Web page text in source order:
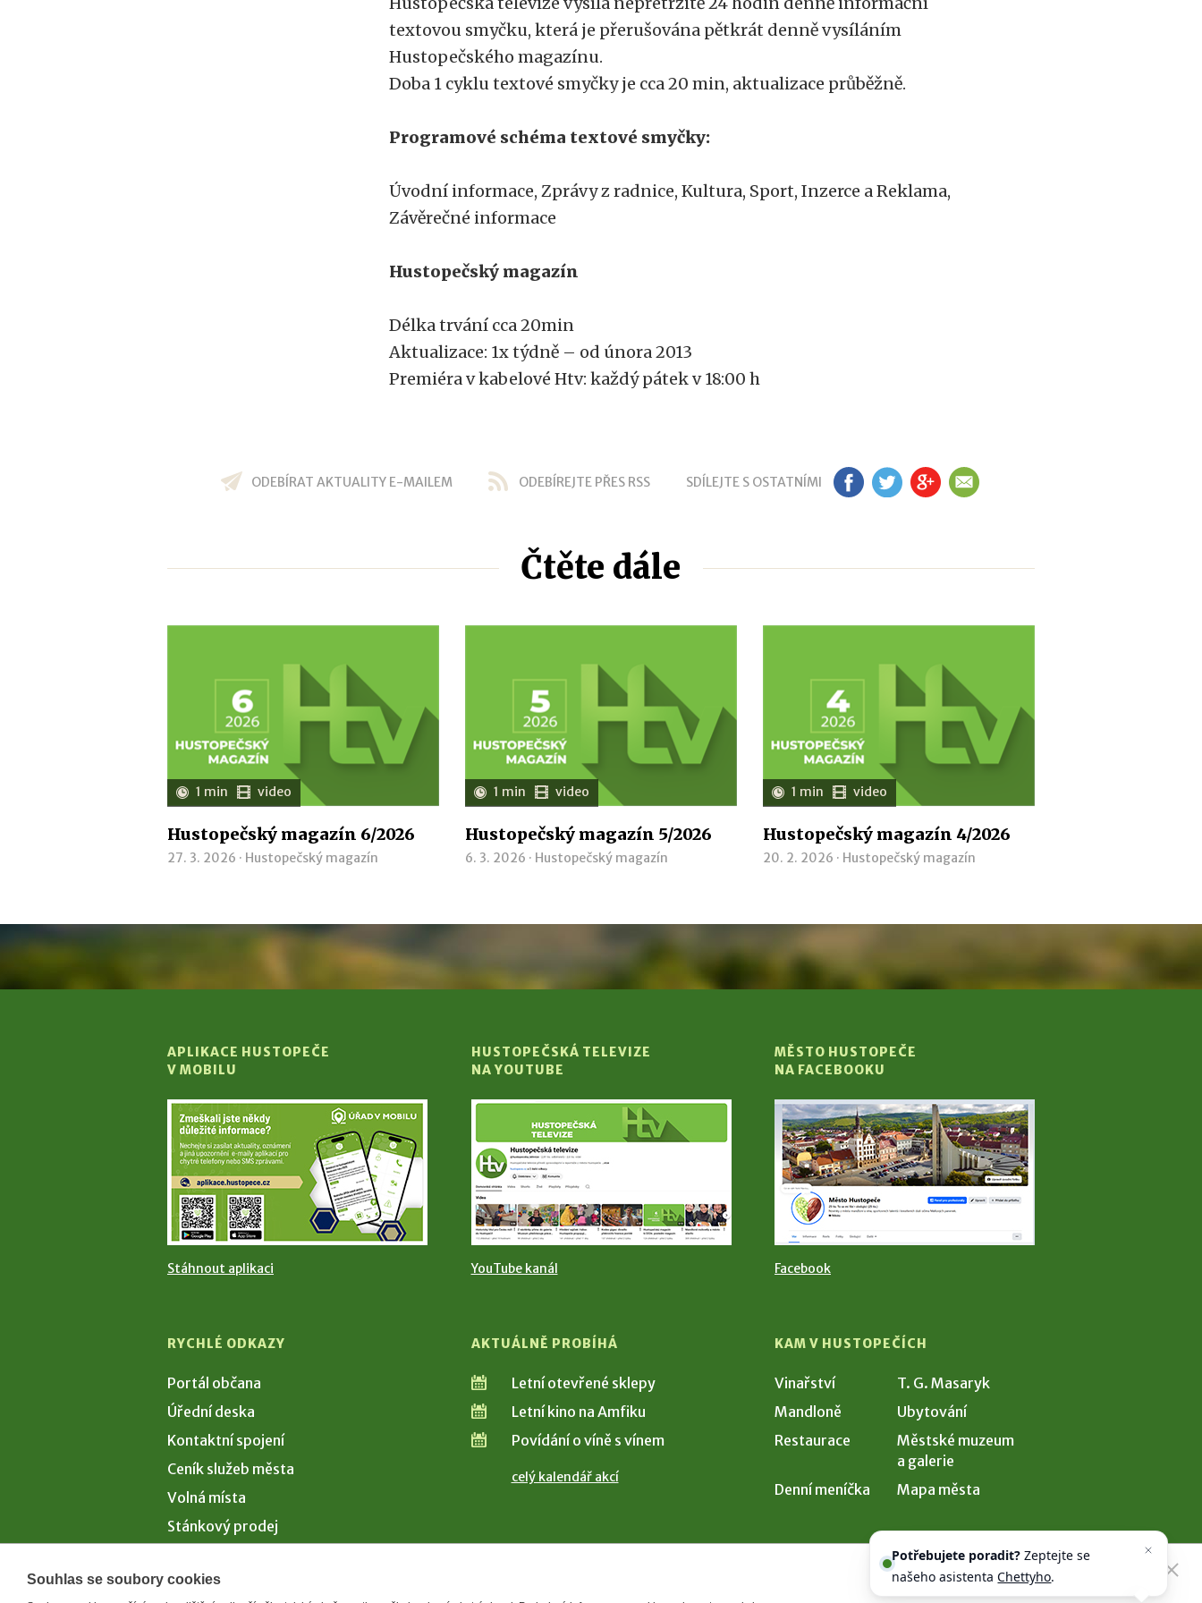
textovou smyčku, která je přerušována pětkrát denně vysíláním
Hustopečského magazínu.
Doba 1 cyklu textové smyčky je cca 20 min, aktualizace průběžně.
Programové schéma textové smyčky:
Úvodní informace, Zprávy z radnice, Kultura, Sport, Inzerce a Reklama,
Závěrečné informace
Hustopečský magazín
Délka trvání cca 20min
Aktualizace: 1x týdně – od února 2013
Premiéra v kabelové Htv: každý pátek v 18:00 h
ODEBÍRAT AKTUALITY E-MAILEM ODEBÍREJTE PŘES RSS SDÍLEJTE S OSTATNÍMI FB TW GP EM
Čtěte dále
1 min video
Hustopečský magazín 6/2026
27. 3. 2026 · Hustopečský magazín
1 min video
Hustopečský magazín 5/2026
6. 3. 2026 · Hustopečský magazín
1 min video
Hustopečský magazín 4/2026
20. 2. 2026 · Hustopečský magazín
APLIKACE HUSTOPEČE
V MOBILU
Stáhnout aplikaci
HUSTOPEČSKÁ TELEVIZE
NA YOUTUBE
YouTube kanál
MĚSTO HUSTOPEČE
NA FACEBOOKU
Facebook
RYCHLÉ ODKAZY
Portál občana
Úřední deska
Kontaktní spojení
Ceník služeb města
Volná místa
Stánkový prodej
AKTUÁLNĚ PROBÍHÁ
Letní otevřené sklepy
Letní kino na Amfiku
Povídání o víně s vínem
celý kalendář akcí
KAM V HUSTOPEČÍCH
Vinařství
T. G. Masaryk
Mandloně
Ubytování
Restaurace
Městské muzeum
a galerie
Denní meníčka
Mapa města
Souhlas se soubory cookies
Potřebujete poradit? Zeptejte se
našeho asistentaChettyho.